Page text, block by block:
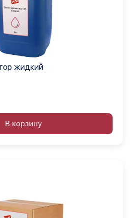
жидкий
В корзину